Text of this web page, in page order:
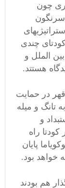
چون
سرنگون
چندی
الملل و
هستتد.
قهر در حمایت
تانگ و میله
و
راه
پایان
خواهد بود.
هم بودند